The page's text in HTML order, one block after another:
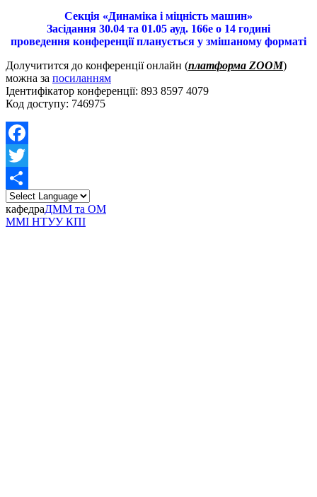
Секція «Динаміка і міцність машин»
Засідання 30.04 та 01.05 ауд. 166е о 14 годині
проведення конференції планується у змішаному форматі
Долучитится до конференції онлайн (платформа ZOOM)
можна за посиланням
Ідентифікатор конференції: 893 8597 4079
Код доступу: 746975
Facebook
Twitter
Share
кафедраДММ та ОМ
ММІ НТУУ КПІ